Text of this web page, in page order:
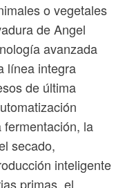
o vegetales
de Angel
avanzada
línea integra
de última
la
secado,
inteligente
primas, el